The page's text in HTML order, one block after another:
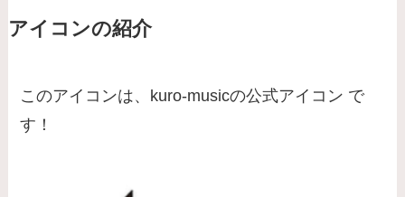
アイコンの紹介
このアイコンは、kuro-musicの公式アイコン で
す！